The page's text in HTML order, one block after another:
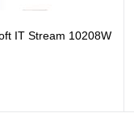
IT Stream 10208W